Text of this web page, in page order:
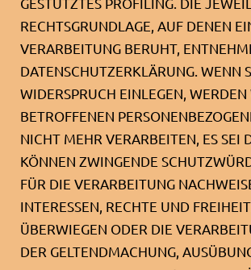
RECHTSGRUNDLAGE, AUF DENEN
VERARBEITUNG BERUHT,
DATENSCHUTZERKLÄRUNG. WENN
WIDERSPRUCH EINLEGEN,
BETROFFENEN
NICHT MEHR VERARBEITEN, ES SEI
KÖNNEN ZWINGENDE
FÜR DIE VERARBEITUNG
INTERESSEN, RECHTE UND
ÜBERWIEGEN ODER DIE
DER GELTENDMACHUNG,